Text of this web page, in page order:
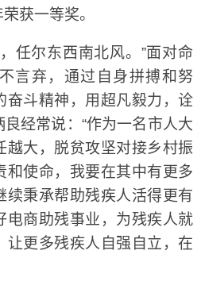
获一等奖。
尔东西南北风。”面对命
言弃，通过自身拼搏和努
奋斗精神，用超凡毅力，诠
经常说：“作为一名市人大
越大，脱贫攻坚对接乡村振
和使命，我要在其中有更多
续秉承帮助残疾人活得更有
电商助残事业，为残疾人就
让更多残疾人自强自立，在